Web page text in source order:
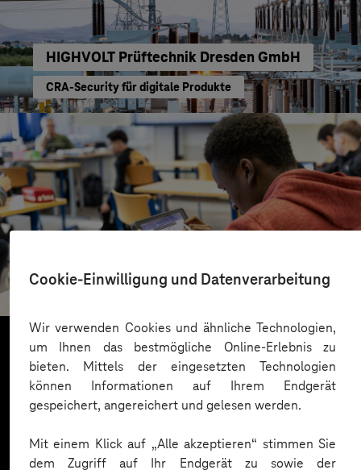
Cookie-Einwilligung und Datenverarbeitung
Wir verwenden Cookies und ähnliche Technologien,
um Ihnen das bestmögliche Online-Erlebnis zu
bieten. Mittels der eingesetzten Technologien
können Informationen auf Ihrem Endgerät
gespeichert, angereichert und gelesen werden.
Mit einem Klick auf „Alle akzeptieren“ stimmen Sie
dem Zugriff auf Ihr Endgerät zu sowie der
HIGHVOLT Prüftechnik Dresden GmbH
CRA-Security für digitale Produkte
Mit KI Sprachbarrieren überwinden
Mehr laden